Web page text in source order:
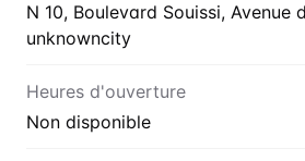
N 10, Boulevard Souissi, Avenue
unknowncity
Heures d'ouverture
Non disponible